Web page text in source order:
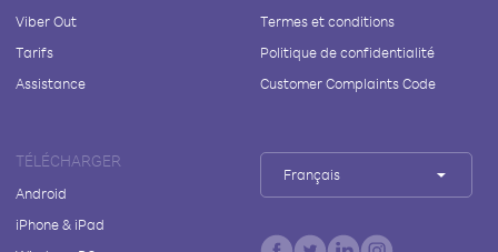
Viber Out
Tarifs
Assistance
Termes et conditions
Politique de confidentialité
Customer Complaints Code
TÉLÉCHARGER
Android
iPhone & iPad
Français